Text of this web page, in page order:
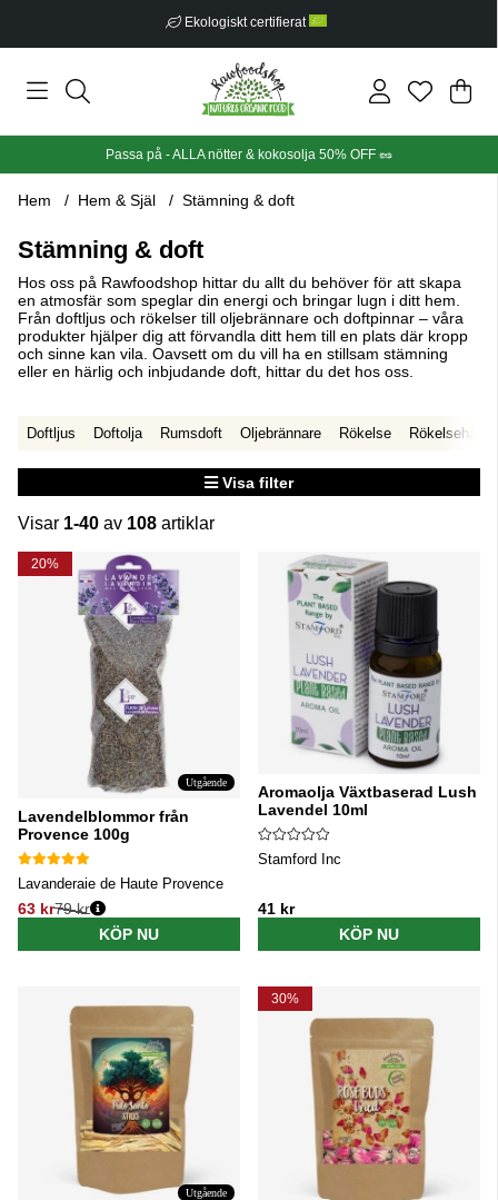
Fri frakt från 499 kr
Din
.
Passa på - ALLA nötter & kokosolja 50% OFF 🥜
Hem Hem & Själ Stämning & doft
Stämning & doft
Hos oss på Rawfoodshop hittar du allt du behöver för att skapa
en atmosfär som speglar din energi och bringar lugn i ditt hem.
Från doftljus och rökelser till oljebrännare och doftpinnar – våra
produkter hjälper dig att förvandla ditt hem till en plats där kropp
och sinne kan vila. Oavsett om du vill ha en stillsam stämning
eller en härlig och inbjudande doft, hittar du det hos oss.
Doftljus Doftolja Rumsdoft Oljebrännare Rökelse
Visa filter
Visar 1-40 av 108 artiklar
Produkter
20%
Utgående
Lavendelblommor från
Provence 100g
Lavanderaie de Haute Provence
63 kr
Ordinarie pris:
79 kr
KÖP NU
Aromaolja Växtbaserad Lush
Lavendel 10ml
Stamford Inc
41 kr
KÖP NU
Utgående
30%